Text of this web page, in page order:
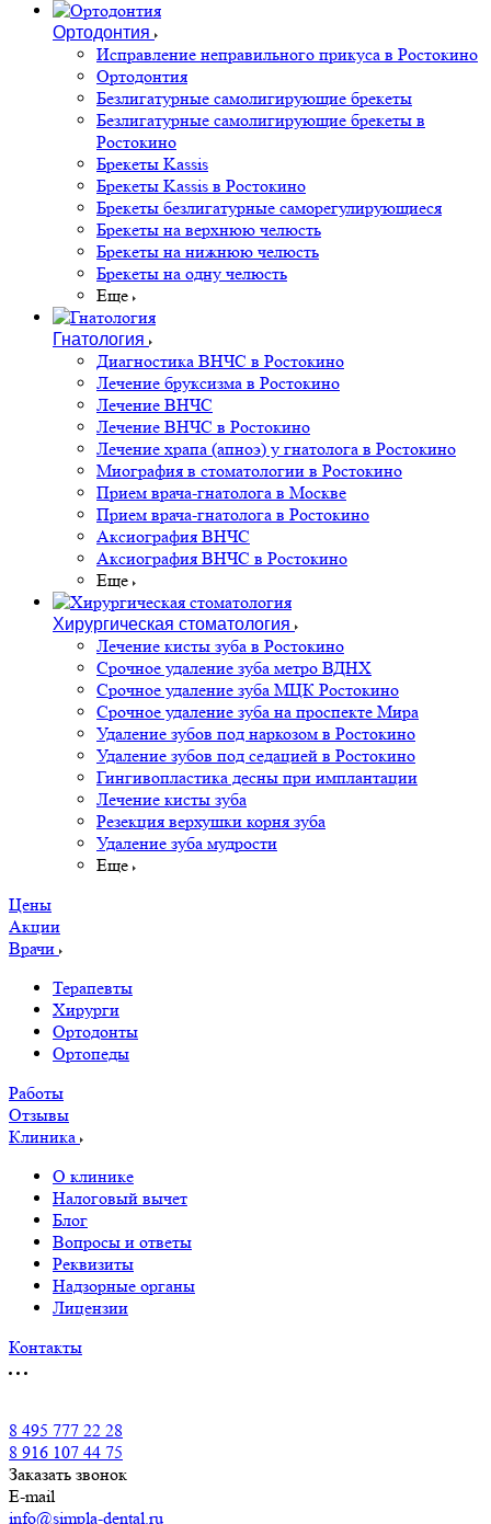
Ортодонтия
Исправление неправильного прикуса в Ростокино
Ортодонтия
Безлигатурные самолигирующие брекеты
Безлигатурные самолигирующие брекеты в
Ростокино
Брекеты Kassis
Брекеты Kassis в Ростокино
Брекеты безлигатурные саморегулирующиеся
Брекеты на верхнюю челюсть
Брекеты на нижнюю челюсть
Брекеты на одну челюсть
Еще
Гнатология
Диагностика ВНЧС в Ростокино
Лечение бруксизма в Ростокино
Лечение ВНЧС
Лечение ВНЧС в Ростокино
Лечение храпа (апноэ) у гнатолога в Ростокино
Миография в стоматологии в Ростокино
Прием врача-гнатолога в Москве
Прием врача-гнатолога в Ростокино
Аксиография ВНЧС
Аксиография ВНЧС в Ростокино
Еще
Хирургическая стоматология
Лечение кисты зуба в Ростокино
Срочное удаление зуба метро ВДНХ
Срочное удаление зуба МЦК Ростокино
Срочное удаление зуба на проспекте Мира
Удаление зубов под наркозом в Ростокино
Удаление зубов под седацией в Ростокино
Гингивопластика десны при имплантации
Лечение кисты зуба
Резекция верхушки корня зуба
Удаление зуба мудрости
Еще
Цены
Акции
Врачи
Терапевты
Хирурги
Ортодонты
Ортопеды
Работы
Отзывы
Клиника
О клинике
Налоговый вычет
Блог
Вопросы и ответы
Реквизиты
Надзорные органы
Лицензии
Контакты
8 495 777 22 28
8 916 107 44 75
Заказать звонок
E-mail
info@simpla-dental.ru